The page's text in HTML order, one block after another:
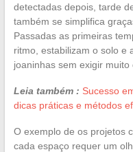
detectadas depois, tarde
também se simplifica
Passadas as primeiras
ritmo, estabilizam o solo e
joaninhas sem exigir muito
Leia também : Sucesso
dicas práticas e métodos
O exemplo de os projetos
cada espaço requer um